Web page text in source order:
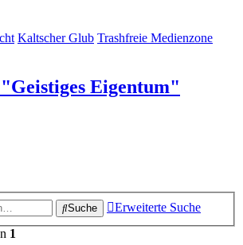
Kaltscher Glub Trashfreie Medienzone
Eigentum"
Suche
Erweiterte Suche
1